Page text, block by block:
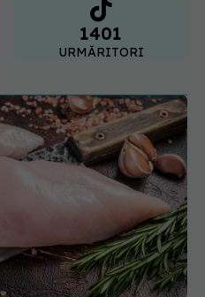
1401
URMĂRITORI